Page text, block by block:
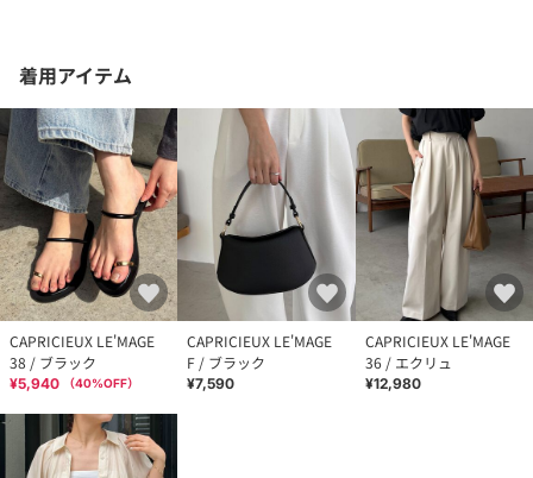
着用アイテム
CAPRICIEUX LE'MAGE
38 / ブラック
¥5,940 （40%OFF）
CAPRICIEUX LE'MAGE
F / ブラック
¥7,590
CAPRICIEUX LE'MAGE
36 / エクリュ
¥12,980